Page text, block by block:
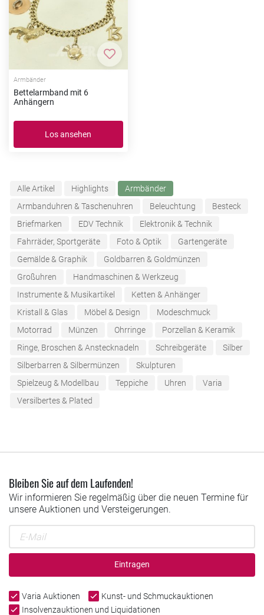
Zur Merkliste hinzufügen
Armbänder
Bettelarmband mit 6
Anhängern
Los ansehen
Alle Artikel Highlights
Armbänder
Armbanduhren & Taschenuhren
Beleuchtung
Besteck
Briefmarken
EDV Technik
Elektronik & Technik
Fahrräder, Sportgeräte
Foto & Optik
Gartengeräte
Gemälde & Graphik
Goldbarren & Goldmünzen
Großuhren
Handmaschinen & Werkzeug
Instrumente & Musikartikel
Ketten & Anhänger
Kristall & Glas
Möbel & Design
Modeschmuck
Motorrad
Münzen Ohrringe
Porzellan & Keramik
Ringe, Broschen & Anstecknadeln
Schreibgeräte
Silber
Silberbarren & Silbermünzen
Skulpturen
Spielzeug & Modellbau
Teppiche Uhren
Varia
Versilbertes & Plated
Bleiben Sie auf dem Laufenden!
Wir informieren Sie regelmäßig über die neuen Termine für
unsere Auktionen und Versteigerungen.
Eintragen
Varia Auktionen
Kunst- und Schmuckauktionen
Insolvenzauktionen und Liquidationen